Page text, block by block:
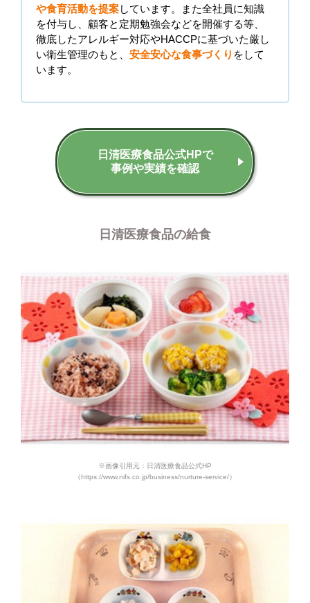
や食育活動を提案しています。また全社員に知識
を付与し、顧客と定期勉強会などを開催する等、
徹底したアレルギー対応やHACCPに基づいた厳し
い衛生管理のもと、 安全安心な食事づくり をして
います。
日清医療食品公式HPで
事例や実績を確認
日清医療食品の給食
※画像引用元：日清医療食品公式HP
（https://www.nifs.co.jp/business/nurture-service/）